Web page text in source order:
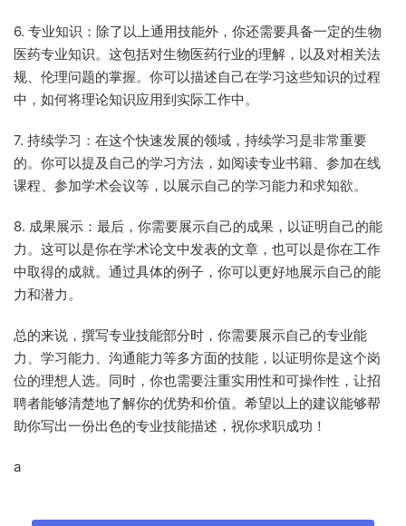
6. 专业知识：除了以上通用技能外，你还需要具备一定的生物
医药专业知识。这包括对生物医药行业的理解，以及对相关法
规、伦理问题的掌握。你可以描述自己在学习这些知识的过程
中，如何将理论知识应用到实际工作中。
7. 持续学习：在这个快速发展的领域，持续学习是非常重要
的。你可以提及自己的学习方法，如阅读专业书籍、参加在线
课程、参加学术会议等，以展示自己的学习能力和求知欲。
8. 成果展示：最后，你需要展示自己的成果，以证明自己的能
力。这可以是你在学术论文中发表的文章，也可以是你在工作
中取得的成就。通过具体的例子，你可以更好地展示自己的能
力和潜力。
总的来说，撰写专业技能部分时，你需要展示自己的专业能
力、学习能力、沟通能力等多方面的技能，以证明你是这个岗
位的理想人选。同时，你也需要注重实用性和可操作性，让招
聘者能够清楚地了解你的优势和价值。希望以上的建议能够帮
助你写出一份出色的专业技能描述，祝你求职成功！
a